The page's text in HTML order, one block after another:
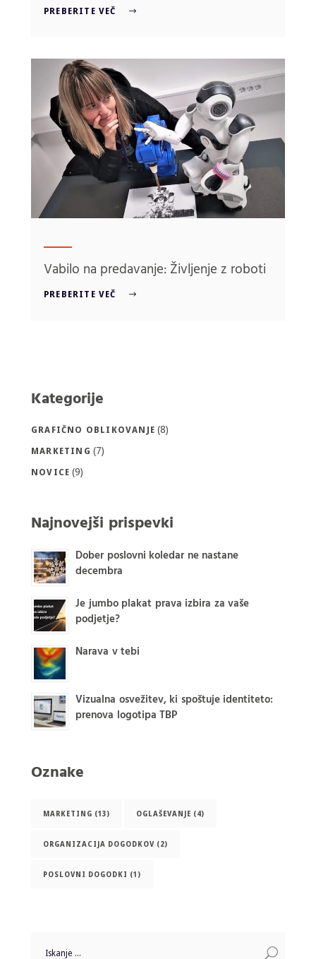
PREBERITE VEČ
Vabilo na predavanje: Življenje z roboti
PREBERITE VEČ
Kategorije
GRAFIČNO OBLIKOVANJE (8)
MARKETING (7)
NOVICE (9)
Najnovejši prispevki
Dober poslovni koledar ne nastane
decembra
Je jumbo plakat prava izbira za vaše
podjetje?
Narava v tebi
Vizualna osvežitev, ki spoštuje identiteto:
prenova logotipa TBP
Oznake
MARKETING (13) OGLAŠEVANJE (4)
ORGANIZACIJA DOGODKOV (2)
POSLOVNI DOGODKI (1)